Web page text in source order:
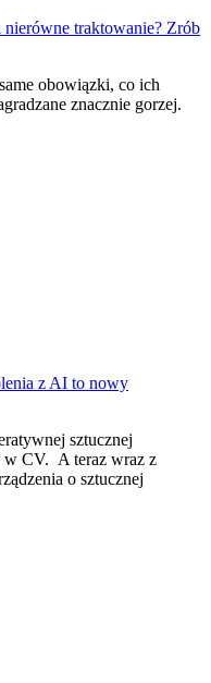
nierówne traktowanie? Zrób
obowiązki, co ich
znacznie gorzej.
z AI to nowy
sztucznej
w CV. A teraz wraz z
o sztucznej